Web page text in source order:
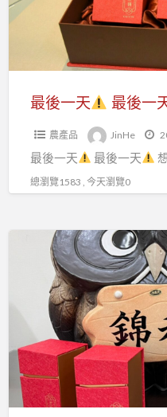
最
天
最後一天 最後一
農產品 JinHe
最後一天 最後一天
總瀏覽1583 , 今天瀏覽0
快
到
來